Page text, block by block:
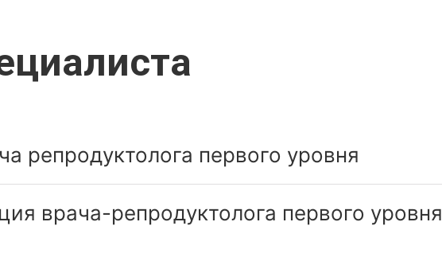
репродуктолога первого уровня
врача-репродуктолога первого уровня